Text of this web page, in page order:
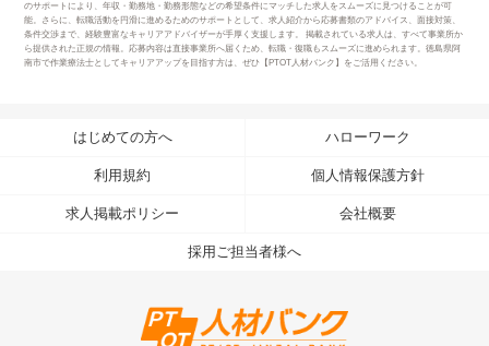
のサポートにより、年収・勤務地・勤務形態などの希望条件にマッチした求人をスムーズに見つけることが可
能。さらに、転職活動を円滑に進めるためのサポートとして、求人紹介から応募書類のアドバイス、面接対策、
条件交渉まで、経験豊富なキャリアアドバイザーが手厚く支援します。 掲載されている求人は、すべて事業所か
ら提供された正規の情報。応募内容は直接事業所へ届くため、転職・復職もスムーズに進められます。徳島県阿
南市で作業療法士としてキャリアアップを目指す方は、ぜひ【PTOT人材バンク】をご活用ください。
はじめての方へ ハローワーク
利用規約 個人情報保護方針
求人掲載ポリシー 会社概要
採用ご担当者様へ